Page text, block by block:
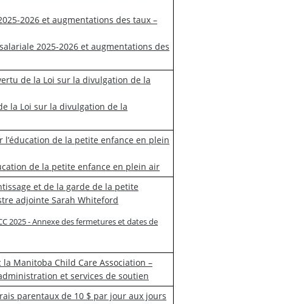
2026 et augmentations des taux –
2025-2026 et augmentations des
de la Loi sur la divulgation de la
la Loi sur la divulgation de la
l’éducation de la petite enfance en plein
de la petite enfance en plein air
et de la garde de la petite
adjointe Sarah Whiteford
2025 - Annexe des fermetures et dates de
la Manitoba Child Care Association –
et services de soutien
parentaux de 10 $ par jour aux jours